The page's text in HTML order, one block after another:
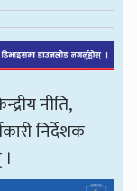
नीति,
निर्देशक